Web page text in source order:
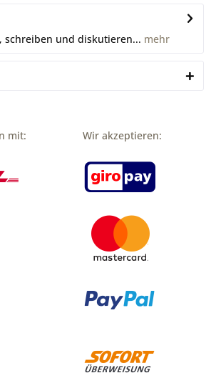
schreiben und diskutieren... mehr
mit: Wir akzeptieren: